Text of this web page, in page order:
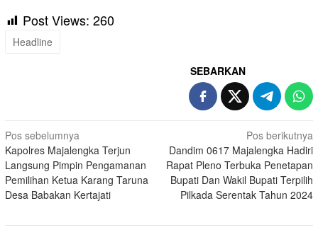
Post Views: 260
Headline
SEBARKAN
Navigasi
pos
Pos sebelumnya
Kapolres Majalengka Terjun
Langsung Pimpin Pengamanan
Pemilihan Ketua Karang Taruna
Desa Babakan Kertajati
Pos berikutnya
Dandim 0617 Majalengka Hadiri
Rapat Pleno Terbuka Penetapan
Bupati Dan Wakil Bupati Terpilih
Pilkada Serentak Tahun 2024